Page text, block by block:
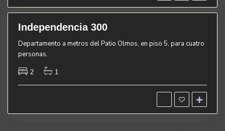
Independencia 300
Departamento a metros del Patio Olmos, en piso 5, para cuatro
personas.
2 1